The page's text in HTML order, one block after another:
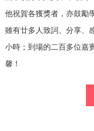
他祝賀各獲獎者，亦鼓勵
雖有廿多人致詞、分享、
小時；到場的二百多位嘉
馨！